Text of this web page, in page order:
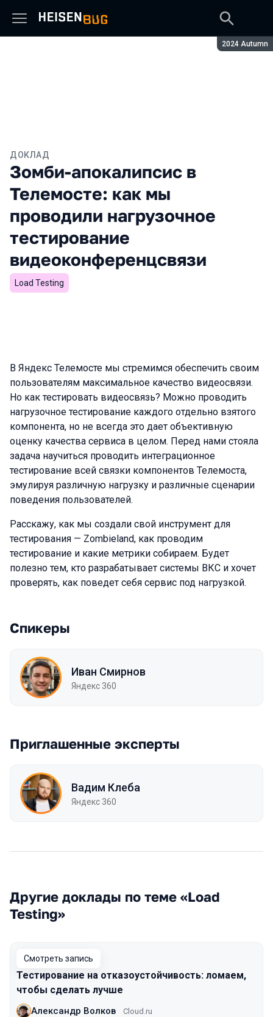
Сезон:
2024 Autumn
ДОКЛАД
Зомби-апокалипсис в
Телемосте: как мы
проводили нагрузочное
тестирование
видеоконференцсвязи
Load Testing
В Яндекс Телемосте мы стремимся обеспечить своим
пользователям максимальное качество видеосвязи.
Но как тестировать видеосвязь? Можно проводить
нагрузочное тестирование каждого отдельно взятого
компонента, но не всегда это дает объективную
оценку качества сервиса в целом. Перед нами стояла
задача научиться проводить интеграционное
тестирование всей связки компонентов Телемоста,
эмулируя различную нагрузку и различные сценарии
поведения пользователей.
Расскажу, как мы создали свой инструмент для
тестирования — Zombieland, как проводим
тестирование и какие метрики собираем. Будет
полезно тем, кто разрабатывает системы ВКС и хочет
проверять, как поведет себя сервис под нагрузкой.
Спикеры
Иван Смирнов
Яндекс 360
Приглашенные эксперты
Вадим Клеба
Яндекс 360
Другие доклады по теме «Load
Testing»
Смотреть запись
Тестирование на отказоустойчивость: ломаем,
чтобы сделать лучше
Александр Волков Cloud.ru